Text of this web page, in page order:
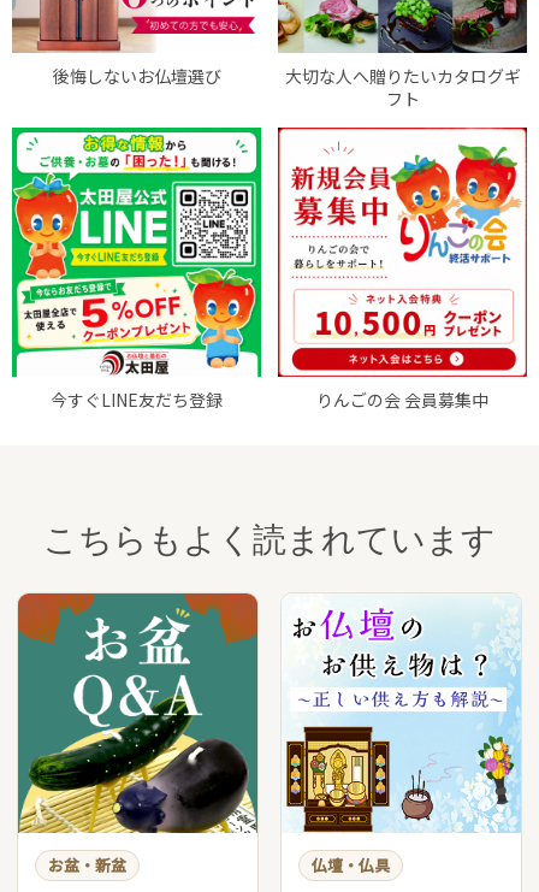
後悔しないお仏壇選び
大切な人へ贈りたいカタログギ
フト
今すぐLINE友だち登録 りんごの会 会員募集中
こちらもよく読まれています
お盆・新盆 仏壇・仏具